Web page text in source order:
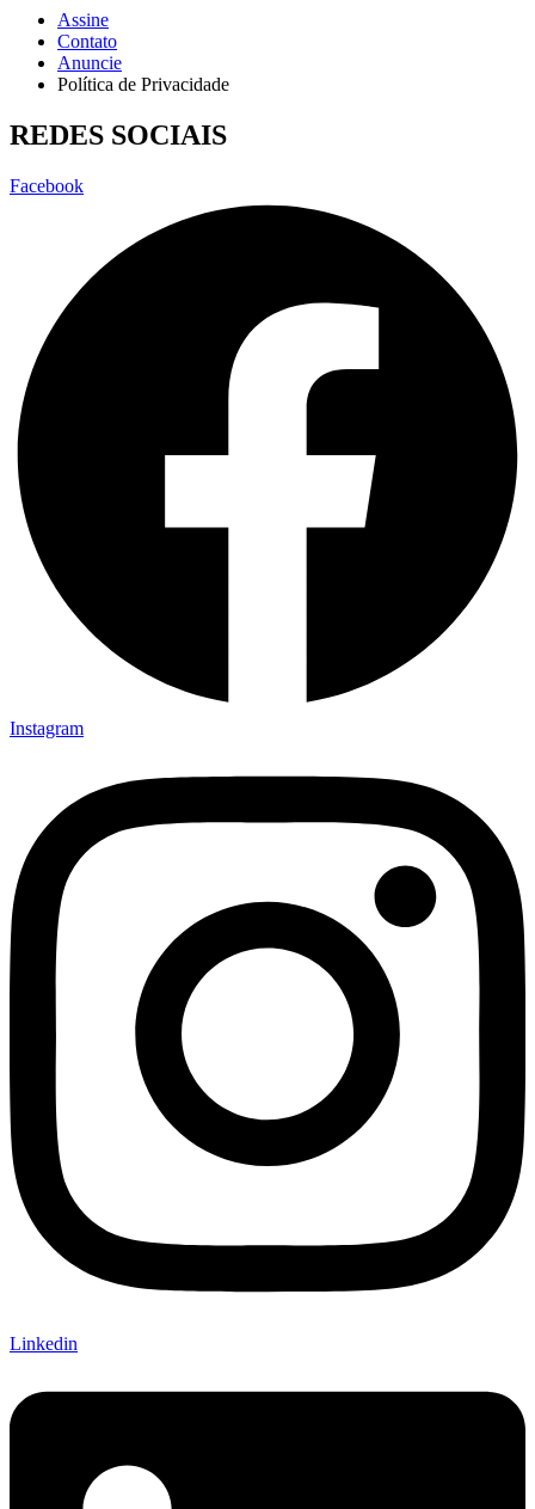
Assine
Contato
Anuncie
Política de Privacidade
REDES SOCIAIS
Facebook
Instagram
Linkedin